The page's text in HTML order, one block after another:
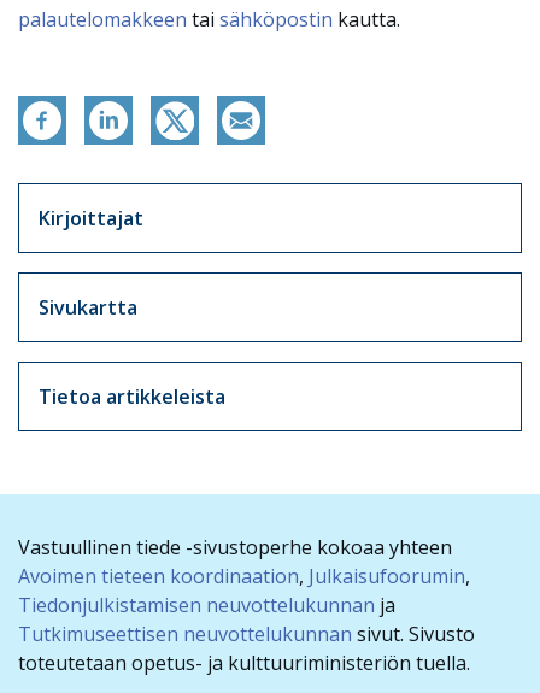
palautelomakkeen tai sähköpostin kautta.
Kirjoittajat
Sivukartta
Tietoa artikkeleista
Vastuullinen tiede -sivustoperhe kokoaa yhteen
Avoimen tieteen koordinaation, Julkaisufoorumin,
Tiedonjulkistamisen neuvottelukunnan ja
Tutkimuseettisen neuvottelukunnan sivut. Sivusto
toteutetaan opetus- ja kulttuuriministeriön tuella.